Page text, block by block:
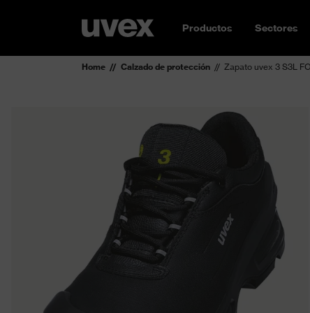
Productos Sectores
Home Calzado de protección Zapato uvex 3 S3L